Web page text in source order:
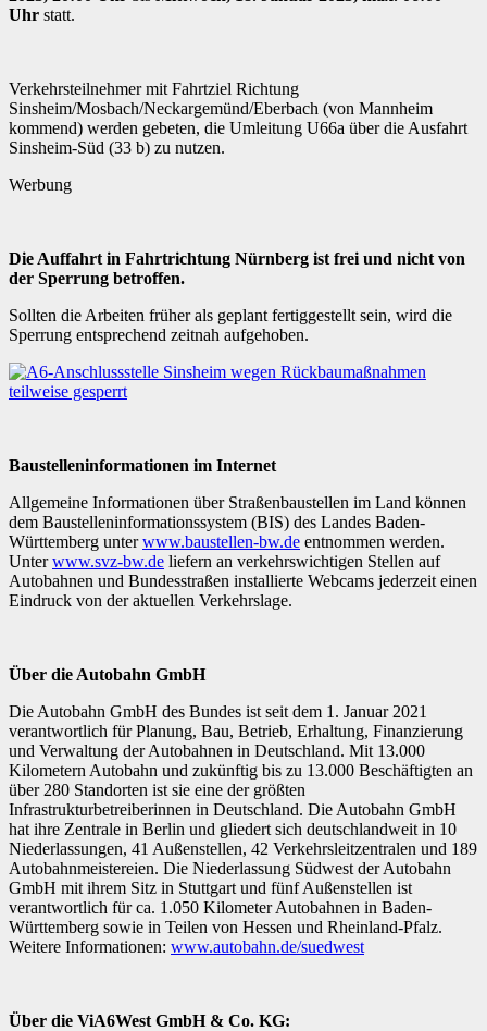
Uhr statt.
Verkehrsteilnehmer mit Fahrtziel Richtung
Sinsheim/Mosbach/Neckargemünd/Eberbach (von Mannheim
kommend) werden gebeten, die Umleitung U66a über die Ausfahrt
Sinsheim-Süd (33 b) zu nutzen.
Werbung
Die Auffahrt in Fahrtrichtung Nürnberg ist frei und nicht von
der Sperrung betroffen.
Sollten die Arbeiten früher als geplant fertiggestellt sein, wird die
Sperrung entsprechend zeitnah aufgehoben.
Baustelleninformationen im Internet
Allgemeine Informationen über Straßenbaustellen im Land können
dem Baustelleninformationssystem (BIS) des Landes Baden-
Württemberg unterwww.baustellen-bw.de entnommen werden.
Unterwww.svz-bw.de liefern an verkehrswichtigen Stellen auf
Autobahnen und Bundesstraßen installierte Webcams jederzeit einen
Eindruck von der aktuellen Verkehrslage.
Über die Autobahn GmbH
Die Autobahn GmbH des Bundes ist seit dem 1. Januar 2021
verantwortlich für Planung, Bau, Betrieb, Erhaltung, Finanzierung
und Verwaltung der Autobahnen in Deutschland. Mit 13.000
Kilometern Autobahn und zukünftig bis zu 13.000 Beschäftigten an
über 280 Standorten ist sie eine der größten
Infrastrukturbetreiberinnen in Deutschland. Die Autobahn GmbH
hat ihre Zentrale in Berlin und gliedert sich deutschlandweit in 10
Niederlassungen, 41 Außenstellen, 42 Verkehrsleitzentralen und 189
Autobahnmeistereien. Die Niederlassung Südwest der Autobahn
GmbH mit ihrem Sitz in Stuttgart und fünf Außenstellen ist
verantwortlich für ca. 1.050 Kilometer Autobahnen in Baden-
Württemberg sowie in Teilen von Hessen und Rheinland-Pfalz.
Weitere Informationen: www.autobahn.de/suedwest
Über die ViA6West GmbH & Co. KG: